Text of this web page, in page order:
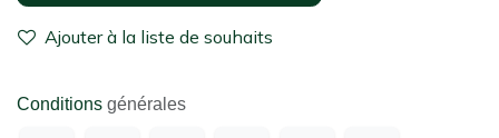
Ajouter à la liste de souhaits
Conditions générales